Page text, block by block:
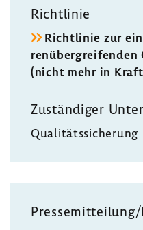
Richt­linie
Richt­linie zur
ren­über­grei­fenden
(nicht mehr in
Zustän­diger
Quali­täts­si­che­rung